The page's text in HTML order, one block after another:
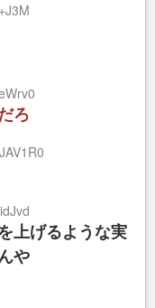
ろ
上げるような実
や